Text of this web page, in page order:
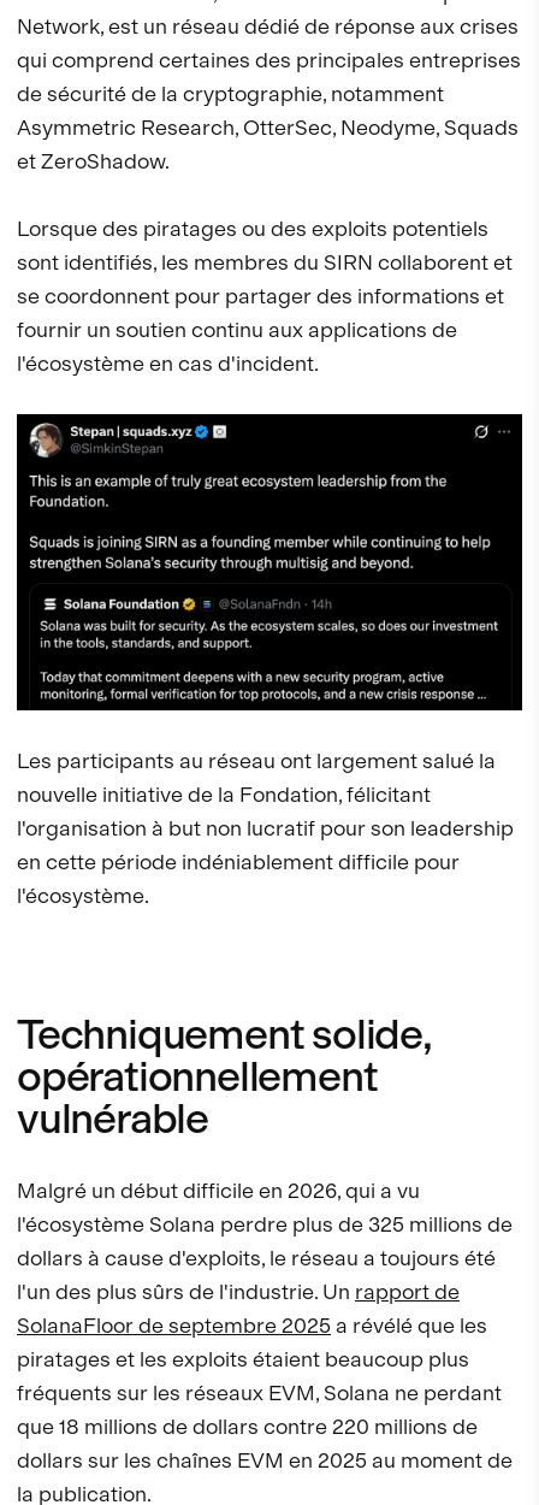
Network, est un réseau dédié de réponse aux crises
qui comprend certaines des principales entreprises
de sécurité de la cryptographie, notamment
Asymmetric Research, OtterSec, Neodyme, Squads
et ZeroShadow.
Lorsque des piratages ou des exploits potentiels
sont identifiés, les membres du SIRN collaborent et
se coordonnent pour partager des informations et
fournir un soutien continu aux applications de
l'écosystème en cas d'incident.
Les participants au réseau ont largement salué la
nouvelle initiative de la Fondation, félicitant
l'organisation à but non lucratif pour son leadership
en cette période indéniablement difficile pour
l'écosystème.
Techniquement solide,
opérationnellement
vulnérable
Malgré un début difficile en 2026, qui a vu
l'écosystème Solana perdre plus de 325 millions de
dollars à cause d'exploits, le réseau a toujours été
l'un des plus sûrs de l'industrie. Un rapport de
SolanaFloor de septembre 2025 a révélé que les
piratages et les exploits étaient beaucoup plus
fréquents sur les réseaux EVM, Solana ne perdant
que 18 millions de dollars contre 220 millions de
dollars sur les chaînes EVM en 2025 au moment de
la publication.